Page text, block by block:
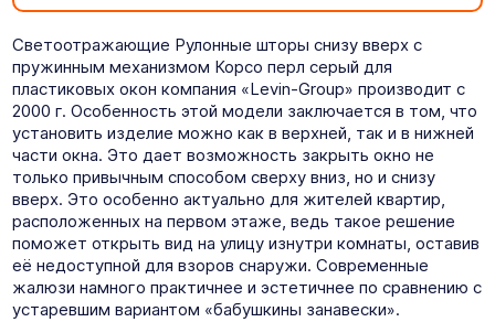
Светоотражающие Рулонные шторы снизу вверх с
пружинным механизмом Корсо перл серый для
пластиковых окон компания «Levin-Group» производит с
2000 г. Особенность этой модели заключается в том, что
установить изделие можно как в верхней, так и в нижней
части окна. Это дает возможность закрыть окно не
только привычным способом сверху вниз, но и снизу
вверх. Это особенно актуально для жителей квартир,
расположенных на первом этаже, ведь такое решение
поможет открыть вид на улицу изнутри комнаты, оставив
её недоступной для взоров снаружи. Современные
жалюзи намного практичнее и эстетичнее по сравнению с
устаревшим вариантом «бабушкины занавески».